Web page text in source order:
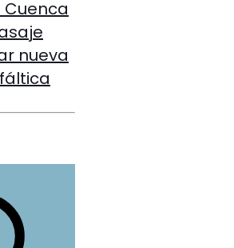
nueva